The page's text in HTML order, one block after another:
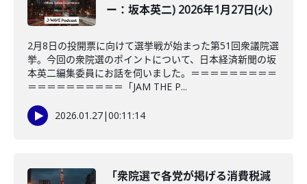
ー：坂本英二) 2026年1月27日(火)
2月8日の投開票に向けて選挙戦が始まった第51回衆議院選
挙。今回の衆院選のポイントについて、日本経済新聞の坂
本英二編集委員にお話を伺いました。＝＝＝＝＝＝＝＝＝
＝＝＝＝＝＝＝＝＝＝「JAM THE P...
2026.01.27|00:11:14
「衆院選で各党が掲げる消費税減